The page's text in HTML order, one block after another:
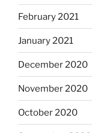
February 2021
January 2021
December 2020
November 2020
October 2020